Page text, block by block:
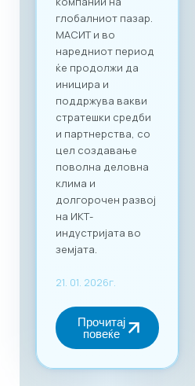
Преку наменската
B2B платформа,
сите учесници ќе
можат ефикасно да
го менаџираат
своето време и да
реализираат
однапред
закажани
состаноци со
точно дефинирани
деловни цели, како
за регионална
експанзија, така и
за внатрешна
дигитална
За учество на
форумот и
максимално
искористување на
вмрежување,